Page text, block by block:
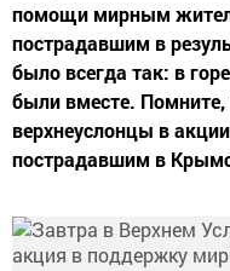
помощи мирным
пострадавшим в
было всегда так: в
были вместе.
верхнеуслонцы в
пострадавшим в